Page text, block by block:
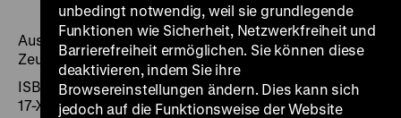
Ausstellung Deutsches Historisches Museum, Berlin,
Zeughaus, 27. März bis 19. Juli 1998; weitere Stationen
ISBN 3-86102-100-5 (Museumsausgabe) / 3-932353-
17-X (Buchhandelsausgabe)
unbedingt notwendig, weil sie grundlegende
Funktionen wie Sicherheit, Netzwerkfreiheit und
Barrierefreiheit ermöglichen. Sie können diese
deaktivieren, indem Sie ihre
Browsereinstellungen ändern. Dies kann sich
jedoch auf die Funktionsweise der Website